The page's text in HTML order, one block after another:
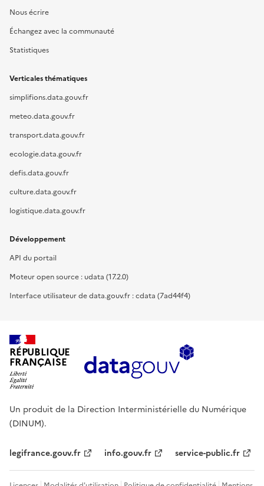
Nous écrire
Échangez avec la communauté
Statistiques
Verticales thématiques
simplifions.data.gouv.fr
meteo.data.gouv.fr
transport.data.gouv.fr
ecologie.data.gouv.fr
defis.data.gouv.fr
culture.data.gouv.fr
logistique.data.gouv.fr
Développement
API du portail
Moteur open source : udata (17.2.0)
Interface utilisateur de data.gouv.fr : cdata (7ad44f4)
RÉPUBLIQUE
FRANÇAISE
Un produit de la Direction Interministérielle du Numérique
(DINUM).
legifrance.gouv.fr info.gouv.fr service-public.fr